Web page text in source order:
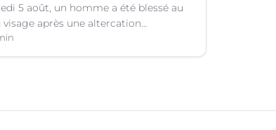
5 août, un homme a été blessé au
visage après une altercation
un téléphone portable à Montpellier